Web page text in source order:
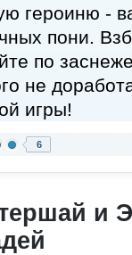
героиню -
пони.
по
не
игры!
6
и